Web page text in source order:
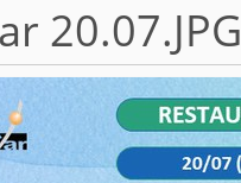
20.07.JPG